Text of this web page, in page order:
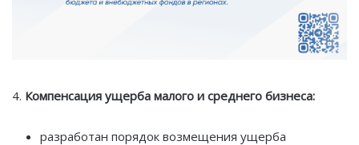
4. Компенсация ущерба малого и среднего бизнеса:
разработан порядок возмещения ущерба